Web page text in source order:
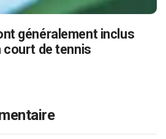
généralement inclus
court de tennis